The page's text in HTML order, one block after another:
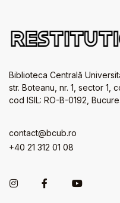
Biblioteca Centrală
str. Boteanu, nr. 1, sector 1,
cod ISIL: RO-B-0192,
contact@bcub.ro
+40 21 312 01 08